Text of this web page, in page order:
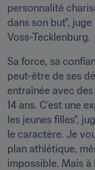
personnalité
dans son but",
Voss-Tecklenburg.
Sa force, sa
peut-être de ses
entraînée avec des
14 ans. C’est une
les jeunes filles",
le caractère. Je
plan athlétique,
impossible. Mais à